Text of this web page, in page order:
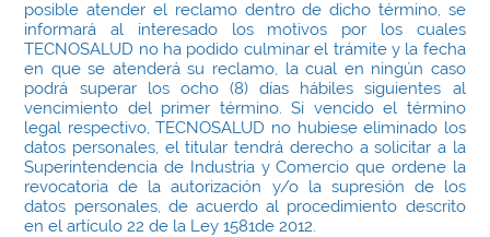
posible atender el reclamo dentro de dicho término, se
informará al interesado los motivos por los cuales
TECNOSALUD no ha podido culminar el trámite y la fecha
en que se atenderá su reclamo, la cual en ningún caso
podrá superar los ocho (8) días hábiles siguientes al
vencimiento del primer término. Si vencido el término
legal respectivo, TECNOSALUD no hubiese eliminado los
datos personales, el titular tendrá derecho a solicitar a la
Superintendencia de Industria y Comercio que ordene la
revocatoria de la autorización y/o la supresión de los
datos personales, de acuerdo al procedimiento descrito
en el artículo 22 de la Ley 1581de 2012.